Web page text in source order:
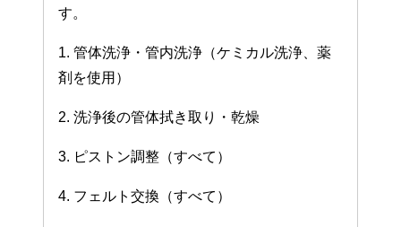
す。
1. 管体洗浄・管内洗浄（ケミカル洗浄、薬
剤を使用）
2. 洗浄後の管体拭き取り・乾燥
3. ピストン調整（すべて）
4. フェルト交換（すべて）